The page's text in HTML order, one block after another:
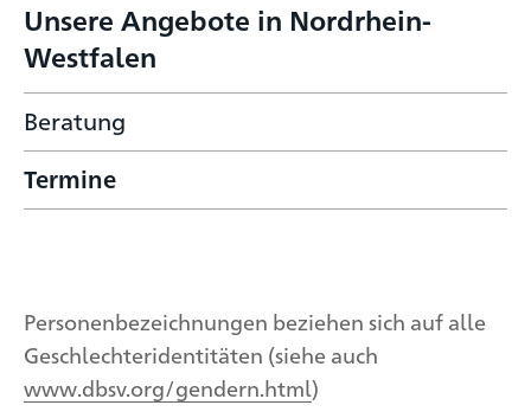
Unsere Angebote in Nordrhein-
Westfalen
Beratung
Termine
Personenbezeichnungen beziehen sich auf alle
Geschlechteridentitäten (siehe auch
www.dbsv.org/gendern.html)